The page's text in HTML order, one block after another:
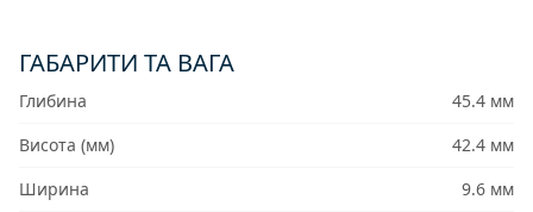
ГАБАРИТИ ТА ВАГА
Глибина
45.4 мм
Висота (мм)
42.4 мм
Ширина
9.6 мм